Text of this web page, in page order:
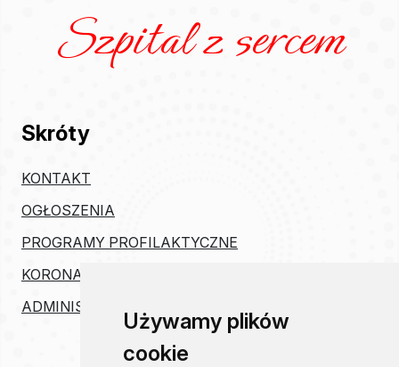
Używamy plików
cookie
Szpital z sercem
Skróty
KONTAKT
OGŁOSZENIA
PROGRAMY PROFILAKTYCZNE
KORONAWIRUS
ADMINISTRACJA